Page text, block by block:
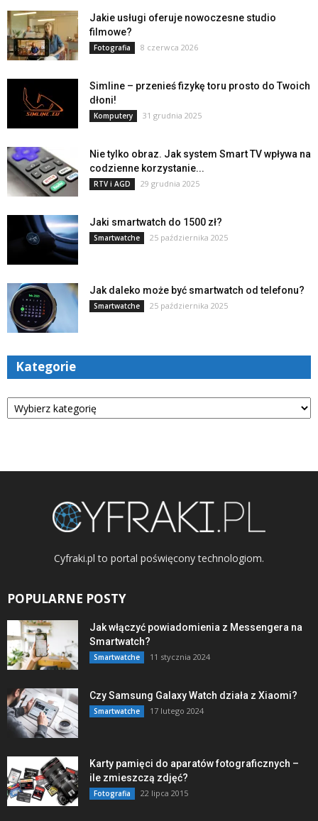
Jakie usługi oferuje nowoczesne studio
filmowe?
Fotografia 8 czerwca 2026
Simline – przenieś fizykę toru prosto do Twoich
dłoni!
Komputery 31 grudnia 2025
Nie tylko obraz. Jak system Smart TV wpływa na
codzienne korzystanie...
RTV i AGD 29 grudnia 2025
Jaki smartwatch do 1500 zł?
Smartwatche 25 października 2025
Jak daleko może być smartwatch od telefonu?
Smartwatche 25 października 2025
Kategorie
Kategorie
Cyfraki.pl to portal poświęcony technologiom.
POPULARNE POSTY
Jak włączyć powiadomienia z Messengera na
Smartwatch?
Smartwatche 11 stycznia 2024
Czy Samsung Galaxy Watch działa z Xiaomi?
Smartwatche 17 lutego 2024
Karty pamięci do aparatów fotograficznych –
ile zmieszczą zdjęć?
Fotografia 22 lipca 2015